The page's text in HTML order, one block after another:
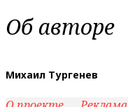
Об авторе
Михаил Тургенев